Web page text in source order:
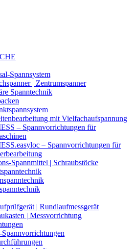
Spannsystem
| Zentrumspanner
Spanntechnik
mit Vielfachaufspannung
– Spannvorrichtungen für
– Spannvorrichtungen für
Spannmittel | Schraubstöcke
| Rundlaufmessgerät
| Messvorrichtung
Spannvorrichtungen